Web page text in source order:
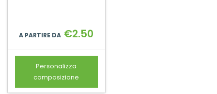
A PARTIRE DA €2.50
Personalizza
composizione